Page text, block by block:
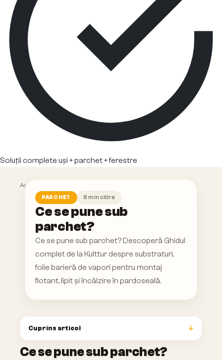
Soluții complete uși + parchet + ferestre
Acasă
PARCHET 8 min citire
Ce se pune sub
parchet?
Ce se pune sub parchet? Descoperă Ghidul
complet de la Kulttur despre substraturi,
folie barieră de vapori pentru montaj
flotant, lipit și încălzire în pardoseală.
Cuprins articol
Ce se pune sub parchet?